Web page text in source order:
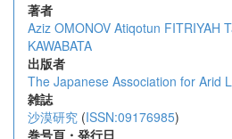
著者
Aziz OMONOV Atiqotun FITRIYAH
KAWABATA
出版者
The Japanese Association for Arid
雑誌
沙漠研究 (ISSN:09176985)
巻号頁・発行日